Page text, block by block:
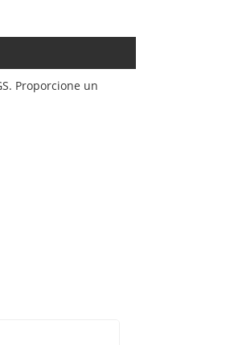
Proporcione un